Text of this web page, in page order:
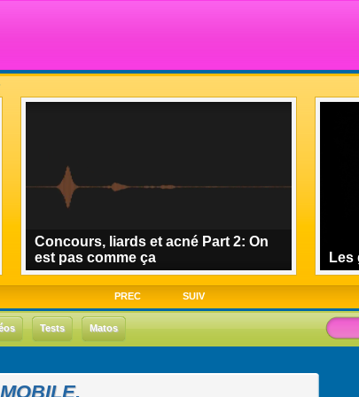
Concours, liards et acné Part 2: On
est pas comme ça
Les
PREC SUIV
Tests Matos